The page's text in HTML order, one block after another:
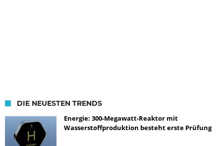
DIE NEUESTEN TRENDS
Energie: 300-Megawatt-Reaktor mit
Wasserstoffproduktion besteht erste Prüfung